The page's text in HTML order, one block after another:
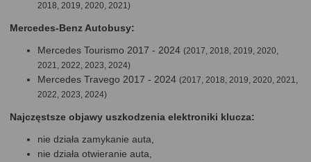
2018, 2019, 2020, 2021)
Mercedes-Benz Autobusy:
Mercedes Tourismo 2017 - 2024 (2017, 2018, 2019, 2020,
2021, 2022, 2023, 2024)
Mercedes Travego 2017 - 2024 (2017, 2018, 2019, 2020, 2021,
2022, 2023, 2024)
Najczęstsze objawy uszkodzenia elektroniki klucza:
nie działa zamykanie auta,
nie działa otwieranie auta,